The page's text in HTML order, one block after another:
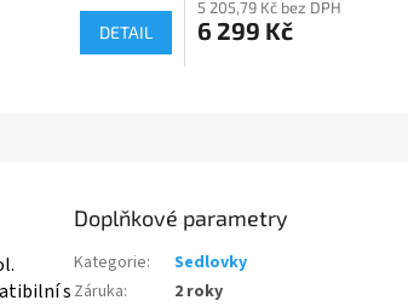
DETAIL
5 205,79 Kč bez DPH
6 299 Kč
s
Doplňkové parametry
Kategorie:
Sedlovky
Záruka:
2 roky